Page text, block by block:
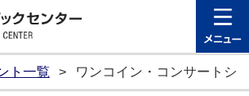
日立シビ
ト一覧 > ワンコイン・コンサートシ